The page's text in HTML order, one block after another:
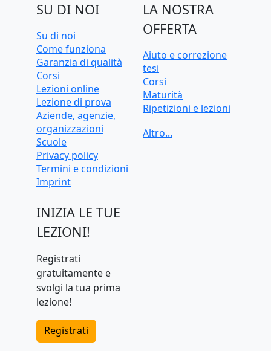
SU DI NOI
Su di noi
Come funziona
Garanzia di qualità
Corsi
Lezioni online
Lezione di prova
Aziende, agenzie,
organizzazioni
Scuole
Privacy policy
Termini e condizioni
Imprint
INIZIA LE TUE
LEZIONI!
Registrati
gratuitamente e
svolgi la tua prima
lezione!
Registrati
LA NOSTRA
OFFERTA
Aiuto e correzione
tesi
Corsi
Maturità
Ripetizioni e lezioni
online